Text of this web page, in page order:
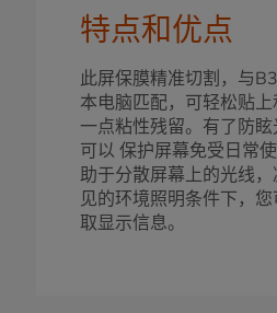
特点和优点
此屏保膜精准切割，与
本电脑匹配，可轻松贴
一点粘性残留。有了防
可以 保护屏幕免受日常
助于分散屏幕上的光线
见的环境照明条件下，
取显示信息。